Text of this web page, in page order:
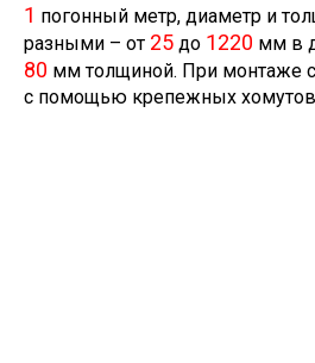
1 погонный метр, диаметр и
разными – от 25 до 1220 мм в
80 мм толщиной. При монтаже
с помощью крепежных хомутов